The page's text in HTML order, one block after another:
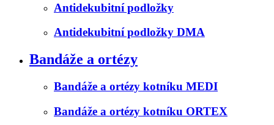
Antidekubitní podložky
Antidekubitní podložky DMA
Bandáže a ortézy
Bandáže a ortézy kotníku MEDI
Bandáže a ortézy kotníku ORTEX